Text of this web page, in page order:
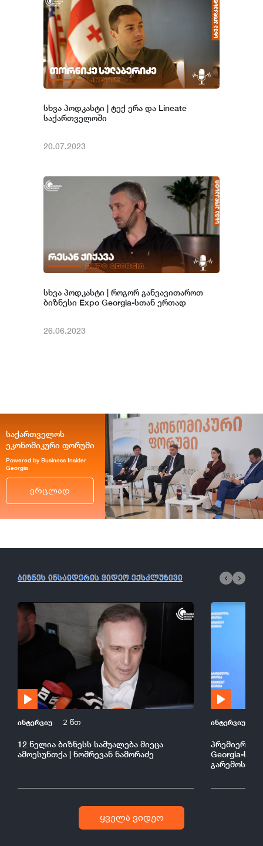
სხვა პოდკასტი | ტექ ერა და Lineate
საქართველოში
20.07.2023
სხვა პოდკასტი | როგორ განვავითაროთ
ბიზნესი Expo Georgia-სთან ერთად
26.06.2023
საქართველოს
ეკონომიკური ფორუმი
Powered by Business Insider
Georgia
ვრცლად
ბიზნეს ინსაიდერის ვიდეო ექსკლუზივი
ინტერვიუ 2 წთ
12 წელია ბიზნესს საშუალება მიეცა
ამოესუნთქა | ნოშრევან ნამორაძე
ინტერვიუ
პრემიერის
Georgia-ს
გარემოსა
ყველა ვიდეო